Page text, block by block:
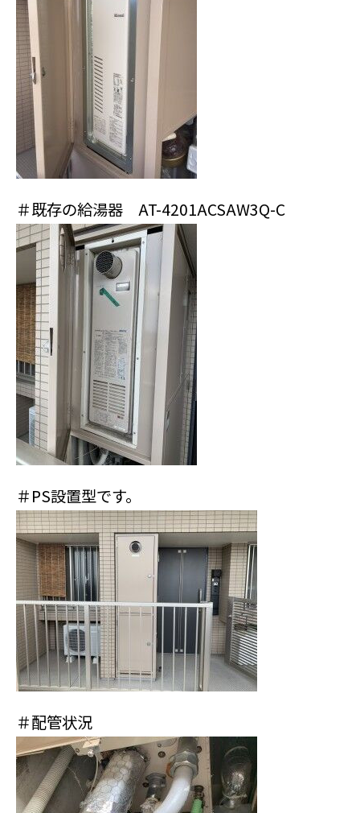
＃既存の給湯器 AT-4201ACSAW3Q-C
＃PS設置型です。
＃配管状況